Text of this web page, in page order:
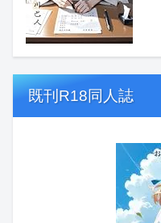
既刊R18同人誌